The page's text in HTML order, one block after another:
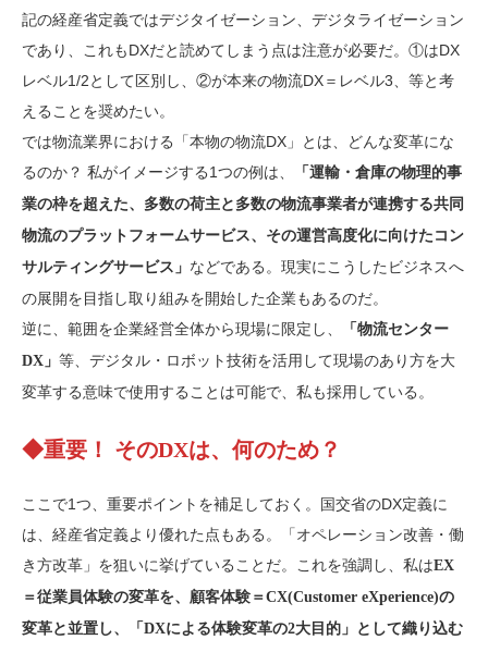
記の経産省定義ではデジタイゼーション、デジタライゼーション
であり、これもDXだと読めてしまう点は注意が必要だ。①はDX
レベル1/2として区別し、②が本来の物流DX＝レベル3、等と考
えることを奨めたい。
では物流業界における「本物の物流DX」とは、どんな変革にな
るのか？ 私がイメージする1つの例は、
「運輸・倉庫の物理的事
業の枠を超えた、多数の荷主と多数の物流事業者が連携する共同
物流のプラットフォームサービス、その運営高度化に向けたコン
サルティングサービス」 などである。現実にこうしたビジネスへ
の展開を目指し取り組みを開始した企業もあるのだ。
逆に、範囲を企業経営全体から現場に限定し、
「物流センター
DX」 等、デジタル・ロボット技術を活用して現場のあり方を大
変革する意味で使用することは可能で、私も採用している。
◆重要！ そのDXは、何のため？
ここで1つ、重要ポイントを補足しておく。国交省のDX定義に
は、経産省定義より優れた点もある。「オペレーション改善・働
き方改革」を狙いに挙げていることだ。これを強調し、私はEX
＝従業員体験の変革を、顧客体験＝CX(Customer eXperience)の
変革と並置し、「DXによる体験変革の2大目的」として織り込む